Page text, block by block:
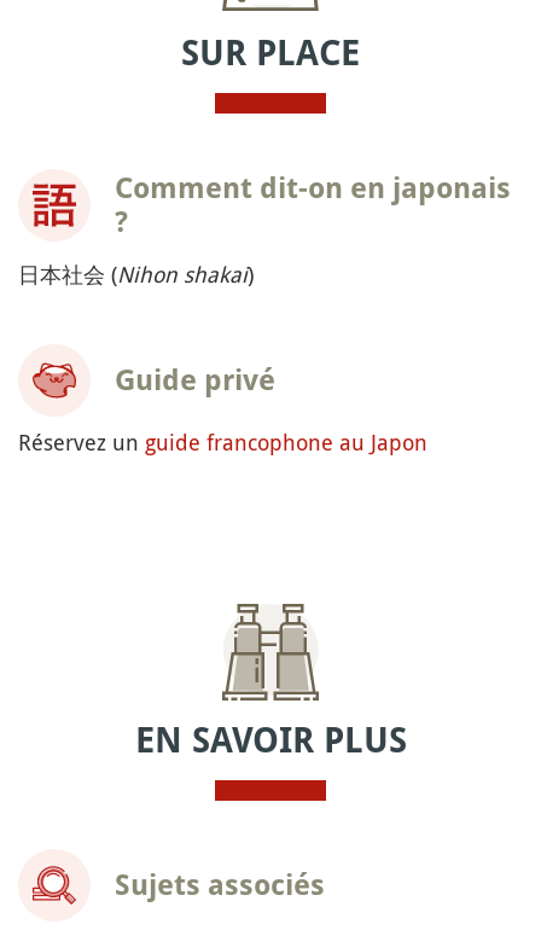
SUR PLACE
Comment dit-on en japonais
?
日本社会 (Nihon shakai)
Guide privé
Réservez un guide francophone au Japon
EN SAVOIR PLUS
Sujets associés